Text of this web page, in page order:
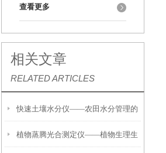
查看更多
相关文章
RELATED ARTICLES
快速土壤水分仪——农田水分管理的
便携式检测工具
植物蒸腾光合测定仪——植物生理生